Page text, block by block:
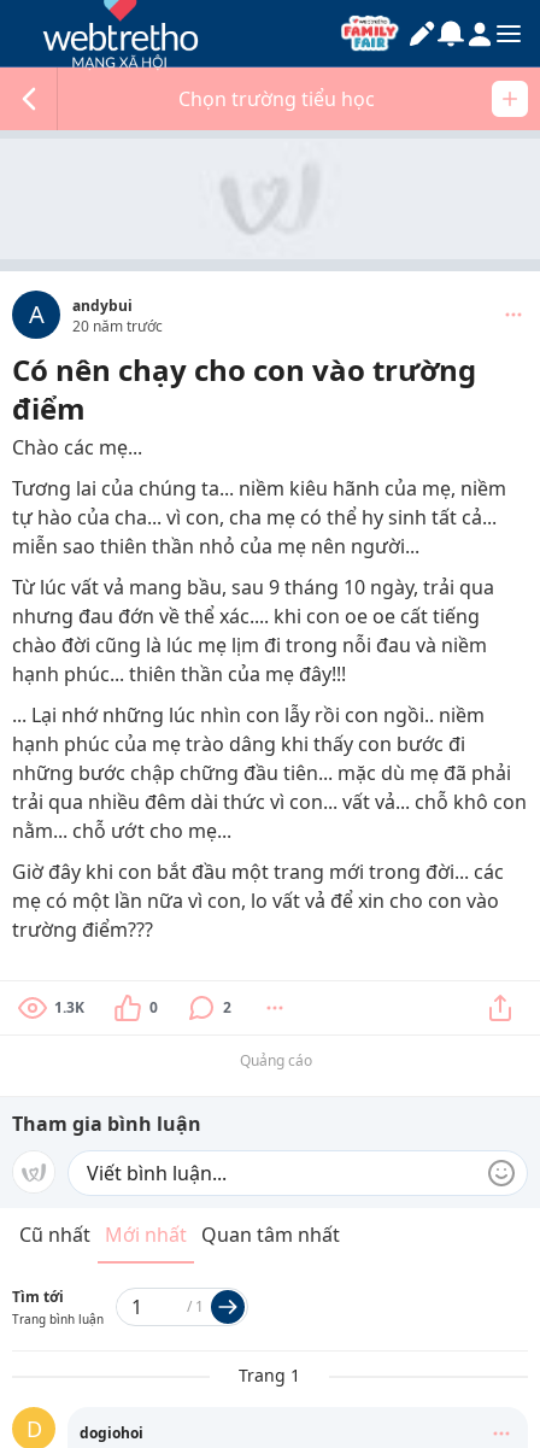
Chọn trường tiểu học
A
andybui
20 năm trước
Có nên chạy cho con vào trường
điểm
Chào các mẹ...
Tương lai của chúng ta... niềm kiêu hãnh của mẹ, niềm
tự hào của cha... vì con, cha mẹ có thể hy sinh tất cả...
miễn sao thiên thần nhỏ của mẹ nên người...
Từ lúc vất vả mang bầu, sau 9 tháng 10 ngày, trải qua
nhưng đau đớn về thể xác.... khi con oe oe cất tiếng
chào đời cũng là lúc mẹ lịm đi trong nỗi đau và niềm
hạnh phúc... thiên thần của mẹ đây!!!
... Lại nhớ những lúc nhìn con lẫy rồi con ngồi.. niềm
hạnh phúc của mẹ trào dâng khi thấy con bước đi
những bước chập chững đầu tiên... mặc dù mẹ đã phải
trải qua nhiều đêm dài thức vì con... vất vả... chỗ khô con
nằm... chỗ ướt cho mẹ...
Giờ đây khi con bắt đầu một trang mới trong đời... các
mẹ có một lần nữa vì con, lo vất vả để xin cho con vào
trường điểm???
1.3K 0 2
Quảng cáo
Tham gia bình luận
Cũ nhất Mới nhất Quan tâm nhất
Tìm tới
Trang bình luận
/ 1
Trang 1
D dogiohoi